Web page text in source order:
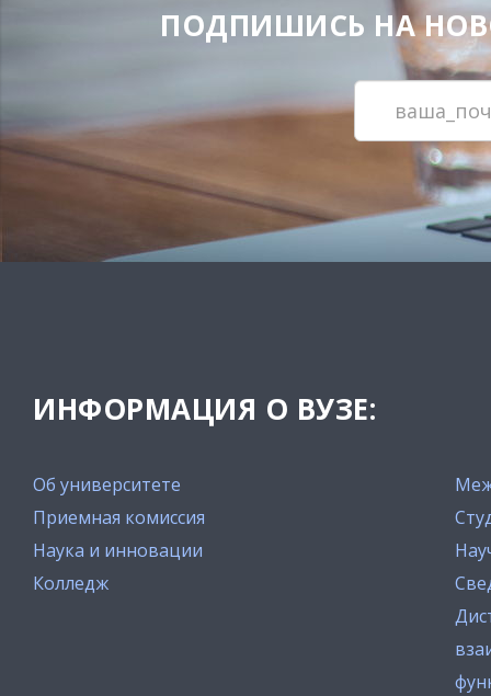
ПОДПИШИСЬ НА
ИНФОРМАЦИЯ О ВУЗЕ:
Об университете
Приемная комиссия
Наука и инновации
Колледж